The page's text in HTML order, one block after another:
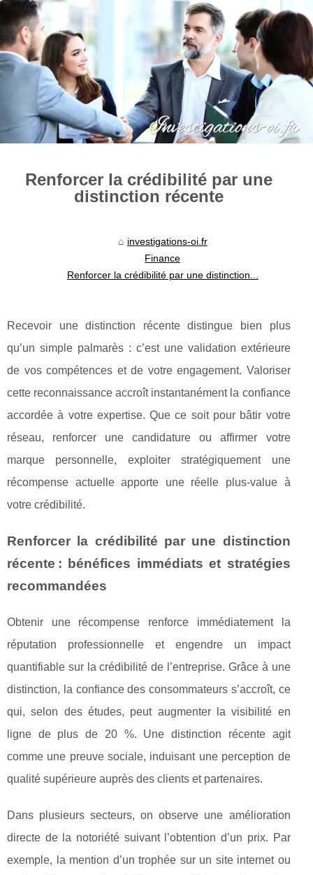
Renforcer la crédibilité par une
distinction récente
investigations-oi.fr
Finance
Renforcer la crédibilité par une distinction...
Recevoir une distinction récente distingue bien plus
qu’un simple palmarès : c’est une validation extérieure
de vos compétences et de votre engagement. Valoriser
cette reconnaissance accroît instantanément la confiance
accordée à votre expertise. Que ce soit pour bâtir votre
réseau, renforcer une candidature ou affirmer votre
marque personnelle, exploiter stratégiquement une
récompense actuelle apporte une réelle plus-value à
votre crédibilité.
Renforcer la crédibilité par une distinction
récente : bénéfices immédiats et stratégies
recommandées
Obtenir une récompense renforce immédiatement la
réputation professionnelle et engendre un impact
quantifiable sur la crédibilité de l’entreprise. Grâce à une
distinction, la confiance des consommateurs s’accroît, ce
qui, selon des études, peut augmenter la visibilité en
ligne de plus de 20 %. Une distinction récente agit
comme une preuve sociale, induisant une perception de
qualité supérieure auprès des clients et partenaires.
Dans plusieurs secteurs, on observe une amélioration
directe de la notoriété suivant l’obtention d’un prix. Par
exemple, la mention d’un trophée sur un site internet ou